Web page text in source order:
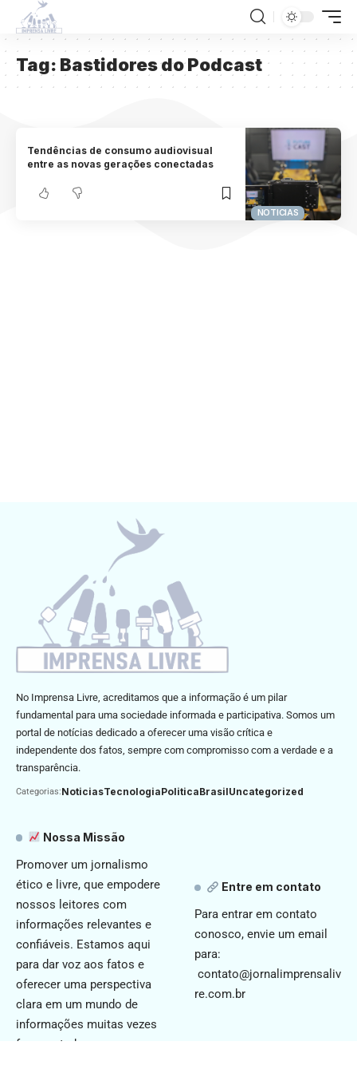
Tag: Bastidores do Podcast
NOTICIAS
Tendências de consumo audiovisual
entre as novas gerações conectadas
No Imprensa Livre, acreditamos que a informação é um pilar
fundamental para uma sociedade informada e participativa. Somos um
portal de notícias dedicado a oferecer uma visão crítica e
independente dos fatos, sempre com compromisso com a verdade e a
transparência.
Categorias:NoticiasTecnologiaPoliticaBrasilUncategorized
Nossa Missão
Promover um jornalismo
ético e livre, que empodere
nossos leitores com
informações relevantes e
confiáveis. Estamos aqui
para dar voz aos fatos e
oferecer uma perspectiva
clara em um mundo de
informações muitas vezes
fragmentadas.
Entre em contato
Para entrar em contato
conosco, envie um email
para:
contato@jornalimprensaliv
re.com.br